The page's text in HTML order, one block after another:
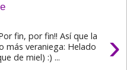
›
fin, por fin!! Así que la
más veraniega: Helado
de miel) :) ...